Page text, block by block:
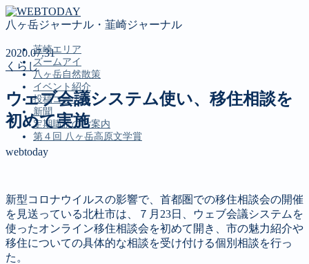
八ヶ岳ジャーナル・韮崎ジャーナル
韮崎エリア
ズームアイ
八ヶ岳自然散策
イベント紹介
投稿コーナー
新聞
定期購読のご案内
第４回 八ヶ岳高原文学賞
韮崎エリア
ズームアイ
八ヶ岳自然散策
イベント紹介
2020.07.31
くらし
ウェブ会議システム使い、移住相談を
初めて実施
webtoday
新型コロナウイルスの影響で、首都圏での移住相談会の開催
を見送っている北杜市は、７月23日、ウェブ会議システムを
使ったオンライン移住相談会を初めて開き、市の魅力紹介や
移住についての具体的な相談を受け付ける個別相談を行っ
た。